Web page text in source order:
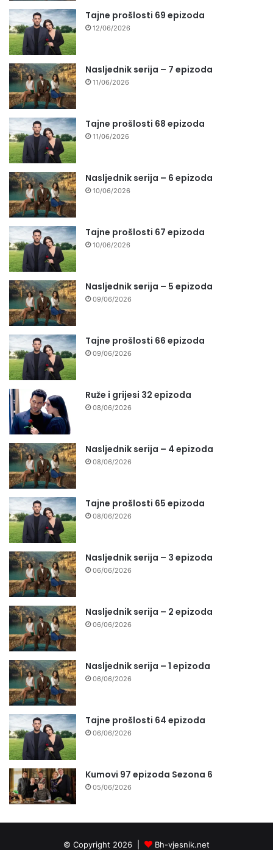
Tajne prošlosti 69 epizoda
12/06/2026
Nasljednik serija – 7 epizoda
11/06/2026
Tajne prošlosti 68 epizoda
11/06/2026
Nasljednik serija – 6 epizoda
10/06/2026
Tajne prošlosti 67 epizoda
10/06/2026
Nasljednik serija – 5 epizoda
09/06/2026
Tajne prošlosti 66 epizoda
09/06/2026
Ruže i grijesi 32 epizoda
08/06/2026
Nasljednik serija – 4 epizoda
08/06/2026
Tajne prošlosti 65 epizoda
08/06/2026
Nasljednik serija – 3 epizoda
06/06/2026
Nasljednik serija – 2 epizoda
06/06/2026
Nasljednik serija – 1 epizoda
06/06/2026
Tajne prošlosti 64 epizoda
06/06/2026
Kumovi 97 epizoda Sezona 6
05/06/2026
© Copyright 2026 | Bh-vjesnik.net